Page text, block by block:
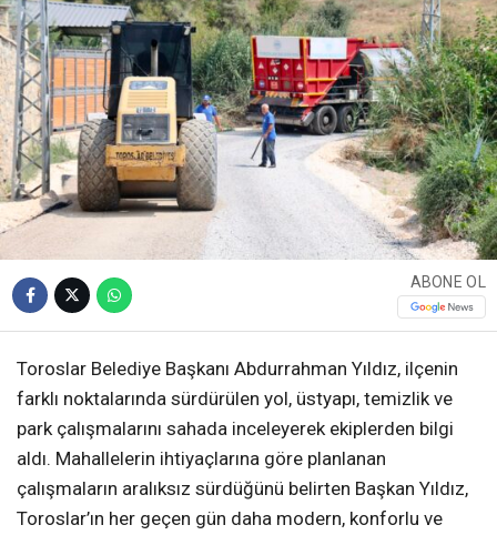
ABONE OL
Toroslar Belediye Başkanı Abdurrahman Yıldız, ilçenin
farklı noktalarında sürdürülen yol, üstyapı, temizlik ve
park çalışmalarını sahada inceleyerek ekiplerden bilgi
aldı. Mahallelerin ihtiyaçlarına göre planlanan
çalışmaların aralıksız sürdüğünü belirten Başkan Yıldız,
Toroslar’ın her geçen gün daha modern, konforlu ve